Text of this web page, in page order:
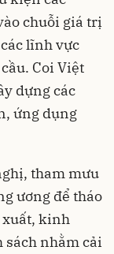
chuỗi giá trị
lĩnh vực
Coi Việt
dựng các
ứng dụng
tham mưu
ương để tháo
xuất, kinh
sách nhằm cải